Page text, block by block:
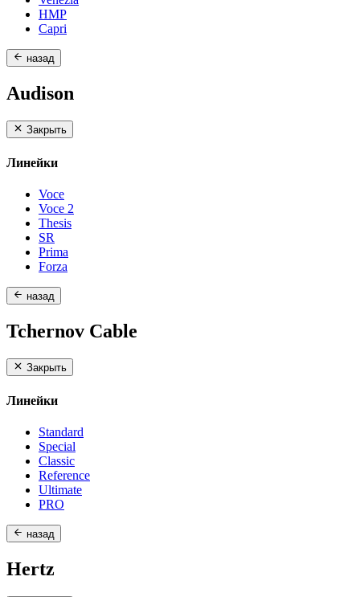
HMP
Capri
назад
Audison
Закрыть
Линейки
Voce
Voce 2
Thesis
SR
Prima
Forza
назад
Tchernov Cable
Закрыть
Линейки
Standard
Special
Classic
Reference
Ultimate
PRO
назад
Hertz